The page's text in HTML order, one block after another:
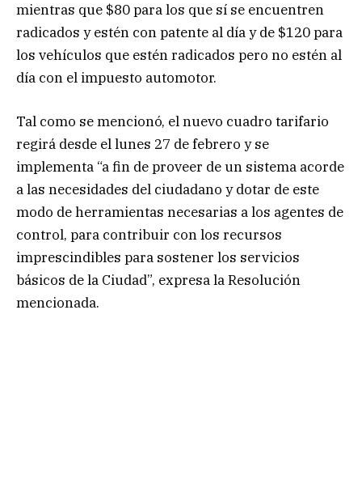
mientras que $80 para los que sí se encuentren
radicados y estén con patente al día y de $120 para
los vehículos que estén radicados pero no estén al
día con el impuesto automotor.
Tal como se mencionó, el nuevo cuadro tarifario
regirá desde el lunes 27 de febrero y se
implementa “a fin de proveer de un sistema acorde
a las necesidades del ciudadano y dotar de este
modo de herramientas necesarias a los agentes de
control, para contribuir con los recursos
imprescindibles para sostener los servicios
básicos de la Ciudad”, expresa la Resolución
mencionada.